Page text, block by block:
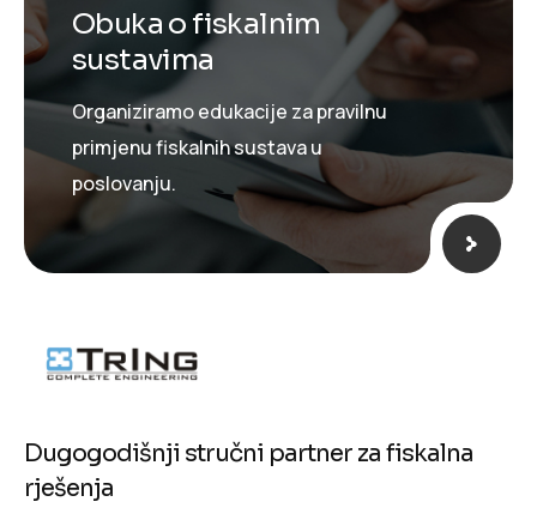
Obuka o fiskalnim
sustavima
Organiziramo edukacije za pravilnu
primjenu fiskalnih sustava u
poslovanju.
Dugogodišnji stručni partner za fiskalna
rješenja